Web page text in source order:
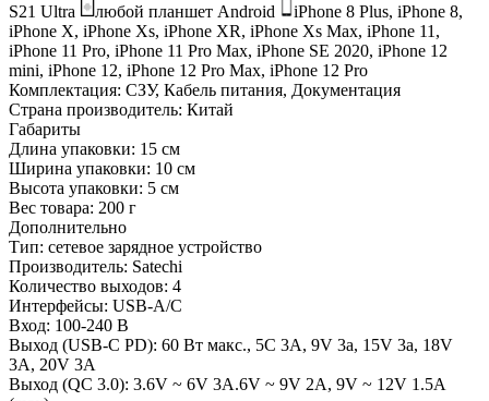
S21 Ultra
любой планшет Android
iPhone 8 Plus, iPhone 8,
iPhone X, iPhone Xs, iPhone XR, iPhone Xs Max, iPhone 11,
iPhone 11 Pro, iPhone 11 Pro Max, iPhone SE 2020, iPhone 12
mini, iPhone 12, iPhone 12 Pro Max, iPhone 12 Pro
Комплектация: СЗУ, Кабель питания, Документация
Страна производитель: Китай
Габариты
Длина упаковки: 15 см
Ширина упаковки: 10 см
Высота упаковки: 5 см
Вес товара: 200 г
Дополнительно
Тип: сетевое зарядное устройство
Производитель: Satechi
Количество выходов: 4
Интерфейсы: USB-A/C
Вход: 100-240 В
Выход (USB-C PD): 60 Вт макс., 5C 3A, 9V 3a, 15V 3a, 18V
3A, 20V 3A
Выход (QC 3.0): 3.6V ~ 6V 3A.6V ~ 9V 2A, 9V ~ 12V 1.5A